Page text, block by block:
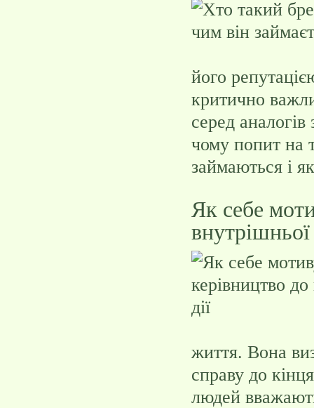
його
критично
серед
чому попит на
займаються і
Як себе
внутрішньої
життя. Вона
справу до
людей